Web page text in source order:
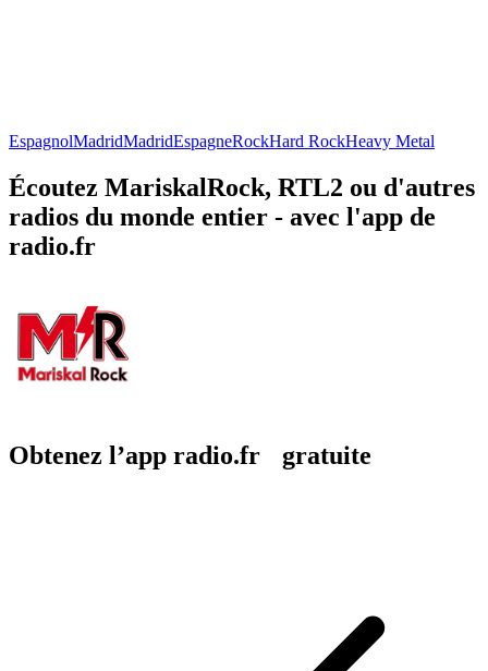
EspagnolMadridMadridEspagneRockHard RockHeavy Metal
Écoutez MariskalRock, RTL2 ou d'autres
radios du monde entier - avec l'app de
radio.fr
Obtenez l’app radio.fr gratuite